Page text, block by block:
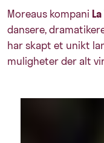
Moreaus kompani
dansere,
har skapt et unikt
muligheter der alt